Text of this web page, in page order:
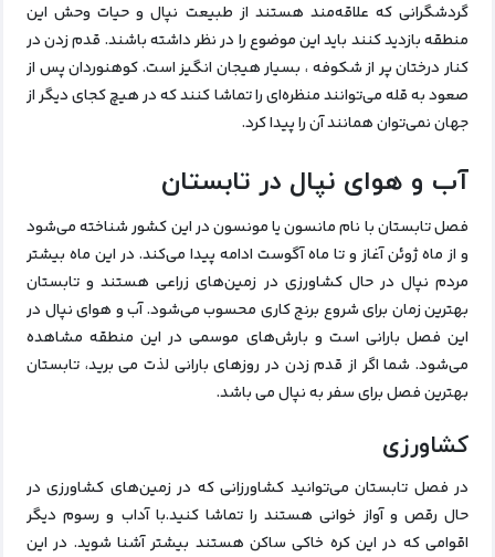
گردشگرانی که علاقه‌مند هستند از طبیعت نپال و حیات وحش این
منطقه بازدید کنند باید این موضوع را در نظر داشته باشند. قدم زدن در
کنار درختان پر از شکوفه ، بسیار هیجان انگیز است. کوهنوردان پس از
صعود به قله می‌توانند منظره‌ای را تماشا کنند که در هیچ کجای دیگر از
جهان نمی‌توان همانند آن را پیدا کرد.
آب و هوای نپال در تابستان
فصل تابستان با نام مانسون یا مونسون در این کشور شناخته می‌شود
و از ماه ژوئن آغاز و تا ماه آگوست ادامه پیدا می‌کند. در این ماه بیشتر
مردم نپال در حال کشاورزی در زمین‌های زراعی هستند و تابستان
بهترین زمان برای شروع برنج کاری محسوب می‌شود. آب و هوای نپال در
این فصل بارانی است و بارش‌های موسمی در این منطقه مشاهده
می‌شود. شما اگر از قدم زدن در روزهای بارانی لذت می برید، تابستان
بهترین فصل برای سفر به نپال می باشد.
کشاورزی
در فصل تابستان می‌توانید کشاورزانی که در زمین‌های کشاورزی در
حال رقص و آواز خوانی هستند را تماشا کنید.با آداب و رسوم دیگر
اقوامی که در این کره خاکی ساکن هستند بیشتر آشنا شوید. در این